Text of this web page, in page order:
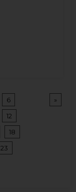
6
12
18
23
»